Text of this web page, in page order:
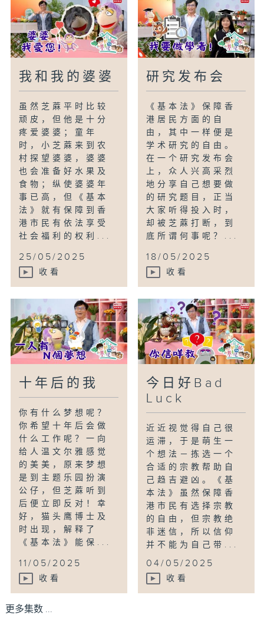
我和我的婆婆
虽然芝蔴平时比较
顽皮，但他是十分
疼爱婆婆；童年
时，小芝蔴来到农
村探望婆婆，婆婆
也会准备好水果及
食物；纵使婆婆年
事已高，但《基本
法》就有保障到香
港市民有依法享受
社会福利的权利...
25/05/2025
收看
研究发布会
《基本法》保障香
港居民方面的自
由，其中一样便是
学术研究的自由。
在一个研究发布会
上，众人兴高采烈
地分享自己想要做
的研究题目，正当
大家听得投入时，
却被芝蔴打断，到
底所谓何事呢？...
18/05/2025
收看
十年后的我
你有什么梦想呢？
你希望十年后会做
什么工作呢？一向
给人温文尔雅感觉
的美美，原来梦想
是到主题乐园扮演
公仔，但芝蔴听到
后便立即反对！幸
好，猫头鹰博士及
时出现，解释了
《基本法》能保...
11/05/2025
收看
今日好Bad
Luck
近近视觉得自己很
运滞，于是萌生一
个想法－拣选一个
合适的宗教帮助自
己趋吉避凶。《基
本法》虽然保障香
港市民有选择宗教
的自由，但宗教绝
非迷信，所以信仰
并不能为自己带...
04/05/2025
收看
更多集数 ...